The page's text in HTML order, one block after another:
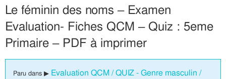
Le féminin des noms – Examen
Evaluation- Fiches QCM – Quiz : 5eme
Primaire – PDF à imprimer
Paru dans ▶ Evaluation QCM / QUIZ - Genre masculin /